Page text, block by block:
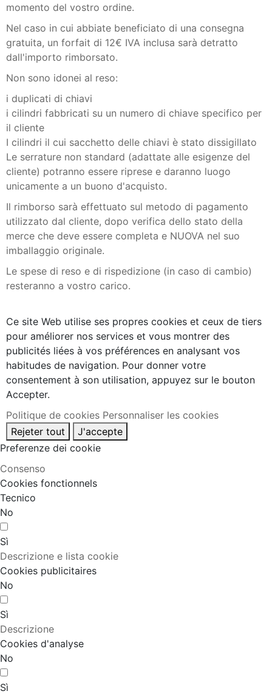
momento del vostro ordine.
Nel caso in cui abbiate beneficiato di una consegna
gratuita, un forfait di 12€ IVA inclusa sarà detratto
dall'importo rimborsato.
Non sono idonei al reso:
i duplicati di chiavi
i cilindri fabbricati su un numero di chiave specifico per
il cliente
I cilindri il cui sacchetto delle chiavi è stato dissigillato
Le serrature non standard (adattate alle esigenze del
cliente) potranno essere riprese e daranno luogo
unicamente a un buono d'acquisto.
Il rimborso sarà effettuato sul metodo di pagamento
utilizzato dal cliente, dopo verifica dello stato della
merce che deve essere completa e NUOVA nel suo
imballaggio originale.
Le spese di reso e di rispedizione (in caso di cambio)
resteranno a vostro carico.
Ce site Web utilise ses propres cookies et ceux de tiers
pour améliorer nos services et vous montrer des
publicités liées à vos préférences en analysant vos
habitudes de navigation. Pour donner votre
consentement à son utilisation, appuyez sur le bouton
Accepter.
Politique de cookies Personnaliser les cookies
Rejeter tout
J'accepte
Preferenze dei cookie
Consenso
Cookies fonctionnels
Tecnico
No
Sì
Descrizione e lista cookie
Cookies publicitaires
No
Sì
Descrizione
Cookies d'analyse
No
Sì